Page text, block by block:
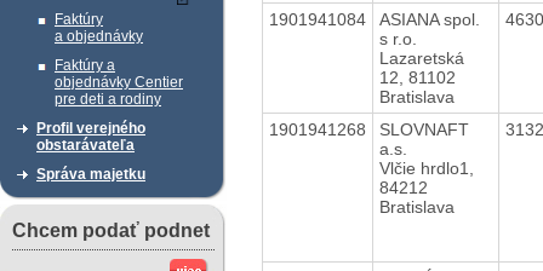
Faktúry
a objednávky
Faktúry a
objednávky Centier
pre deti a rodiny
Profil verejného
obstarávateľa
Správa majetku
Chcem podať podnet
1901941084
ASIANA spol.
s r.o.
Lazaretská
12, 81102
Bratislava
1901941268
SLOVNAFT
a.s.
Vlčie hrdlo1,
84212
Bratislava